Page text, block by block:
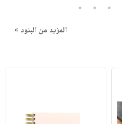
3
4
5
المزيد من البنود »